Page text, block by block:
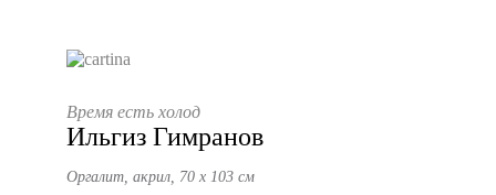
Время есть холод
Ильгиз Гимранов
Оргалит, акрил, 70 х 103 см